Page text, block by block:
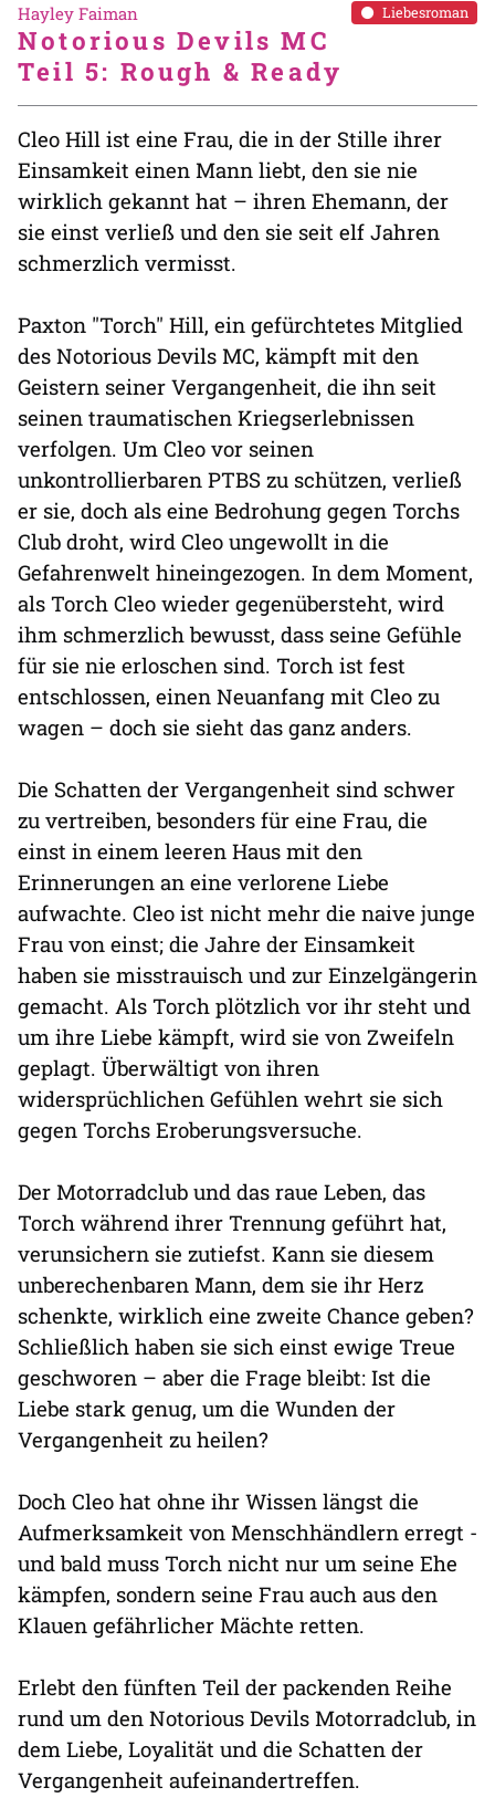
Liebesroman
Hayley Faiman
Notorious Devils MC
Teil 5: Rough & Ready
Cleo Hill ist eine Frau, die in der Stille ihrer
Einsamkeit einen Mann liebt, den sie nie
wirklich gekannt hat – ihren Ehemann, der
sie einst verließ und den sie seit elf Jahren
schmerzlich vermisst.
Paxton "Torch" Hill, ein gefürchtetes Mitglied
des Notorious Devils MC, kämpft mit den
Geistern seiner Vergangenheit, die ihn seit
seinen traumatischen Kriegserlebnissen
verfolgen. Um Cleo vor seinen
unkontrollierbaren PTBS zu schützen, verließ
er sie, doch als eine Bedrohung gegen Torchs
Club droht, wird Cleo ungewollt in die
Gefahrenwelt hineingezogen. In dem Moment,
als Torch Cleo wieder gegenübersteht, wird
ihm schmerzlich bewusst, dass seine Gefühle
für sie nie erloschen sind. Torch ist fest
entschlossen, einen Neuanfang mit Cleo zu
wagen – doch sie sieht das ganz anders.
Die Schatten der Vergangenheit sind schwer
zu vertreiben, besonders für eine Frau, die
einst in einem leeren Haus mit den
Erinnerungen an eine verlorene Liebe
aufwachte. Cleo ist nicht mehr die naive junge
Frau von einst; die Jahre der Einsamkeit
haben sie misstrauisch und zur Einzelgängerin
gemacht. Als Torch plötzlich vor ihr steht und
um ihre Liebe kämpft, wird sie von Zweifeln
geplagt. Überwältigt von ihren
widersprüchlichen Gefühlen wehrt sie sich
gegen Torchs Eroberungsversuche.
Der Motorradclub und das raue Leben, das
Torch während ihrer Trennung geführt hat,
verunsichern sie zutiefst. Kann sie diesem
unberechenbaren Mann, dem sie ihr Herz
schenkte, wirklich eine zweite Chance geben?
Schließlich haben sie sich einst ewige Treue
geschworen – aber die Frage bleibt: Ist die
Liebe stark genug, um die Wunden der
Vergangenheit zu heilen?
Doch Cleo hat ohne ihr Wissen längst die
Aufmerksamkeit von Menschhändlern erregt -
und bald muss Torch nicht nur um seine Ehe
kämpfen, sondern seine Frau auch aus den
Klauen gefährlicher Mächte retten.
Erlebt den fünften Teil der packenden Reihe
rund um den Notorious Devils Motorradclub, in
dem Liebe, Loyalität und die Schatten der
Vergangenheit aufeinandertreffen.